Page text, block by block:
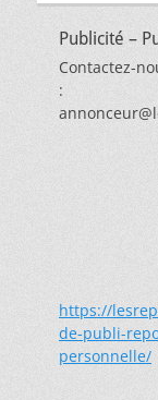
Publicité –
Contactez-
:
https://
de-publi-
personnelle/